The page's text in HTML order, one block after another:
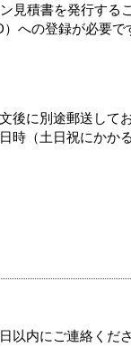
見積書を発行する
への登録が必要で
後に別途郵送してお
時（土日祝にかか
以内にご連絡くだ